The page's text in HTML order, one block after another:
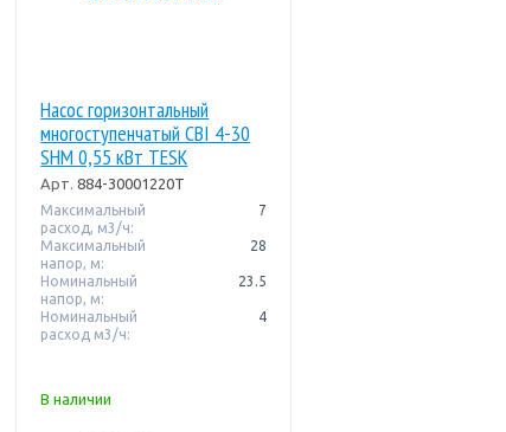
Насос горизонтальный
многоступенчатый CBI 4-30
SHM 0,55 кВт TESK
Арт. 884-30001220T
Максимальный
расход, м3/ч:
7
Максимальный
напор, м:
28
Номинальный
напор, м:
23.5
Номинальный
расход м3/ч:
4
В наличии